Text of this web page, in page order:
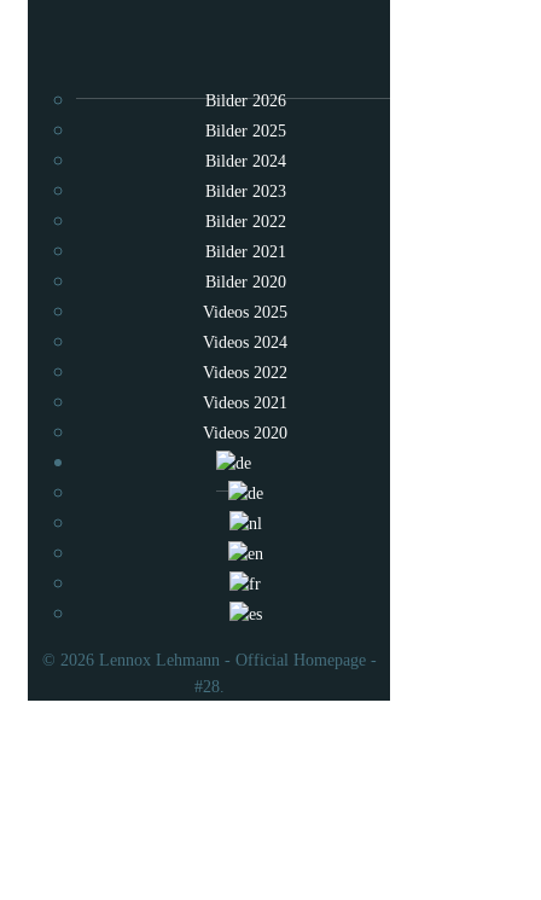
Bilder 2026
Bilder 2025
Bilder 2024
Bilder 2023
Bilder 2022
Bilder 2021
Bilder 2020
Videos 2025
Videos 2024
Videos 2022
Videos 2021
Videos 2020
© 2026 Lennox Lehmann - Official Homepage -
#28.